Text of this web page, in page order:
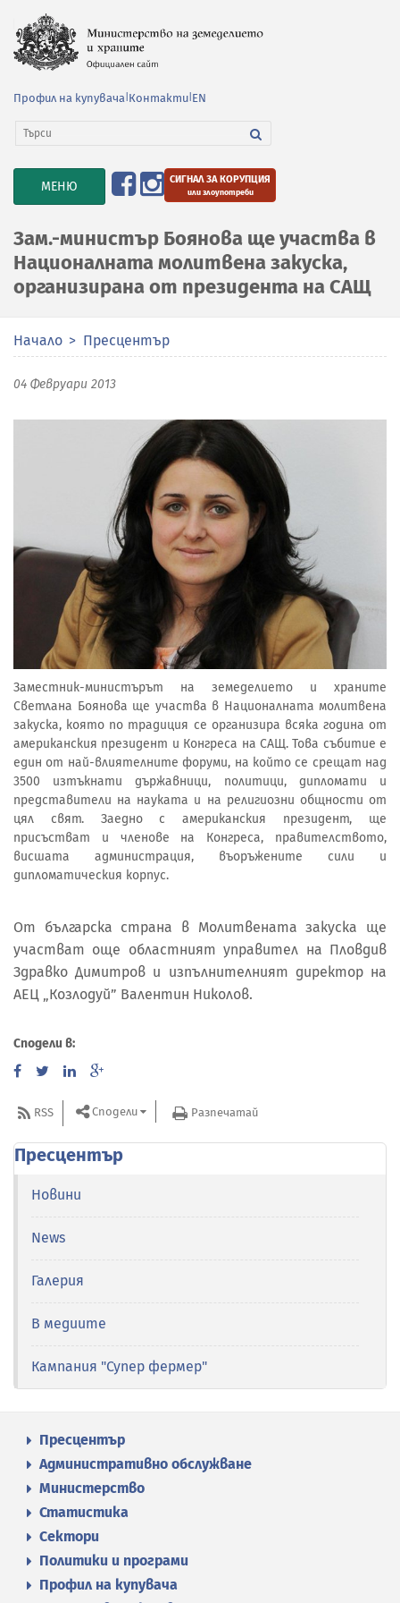
Профил на купувача Контакти EN
TOGGLE
NAVIGATION
МЕНЮ СИГНАЛ ЗА КОРУПЦИЯ
или злоупотреби
Зам.-министър Боянова ще участва в
Националната молитвена закуска,
организирана от президента на САЩ
Начало Пресцентър
04 Февруари 2013
Заместник-министърът на земеделието и храните
Светлана Боянова ще участва в Националната молитвена
закуска, която по традиция се организира всяка година от
американския президент и Конгреса на САЩ. Това събитие е
един от най-влиятелните форуми, на който се срещат над
3500 изтъкнати държавници, политици, дипломати и
представители на науката и на религиозни общности от
цял свят. Заедно с американския президент, ще
присъстват и членове на Конгреса, правителството,
висшата администрация, въоръжените сили и
дипломатическия корпус.
От българска страна в Молитвената закуска ще
участват още областният управител на Пловдив
Здравко Димитров и изпълнителният директор на
АЕЦ „Козлодуй” Валентин Николов.
Сподели в:
RSS Сподели Разпечатай
Пресцентър
Новини
News
Галерия
В медиите
Кампания "Супер фермер"
Пресцентър
Административно обслужване
Министерство
Статистика
Сектори
Политики и програми
Профил на купувача